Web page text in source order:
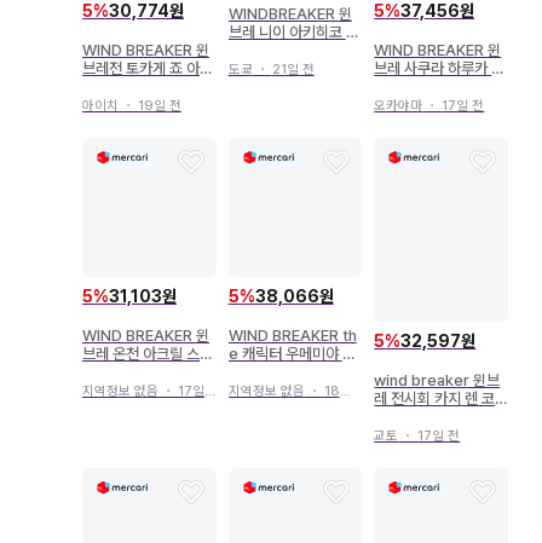
5%30,774원
WIND BREAKER 윈
브레전 토카게 죠 아크
아이치 ・ 19일 전
WINDBREAKER 윈
브레 니이 아키히코 세
도쿄 ・ 21일 전
5%37,456원
WIND BREAKER 윈
브레 사쿠라 하루카 산
서
오카야마 ・ 17일 전
5%31,103원
WIND BREAKER 윈
브레 온천 아크릴 스탠
KURA
지역정보 없음 ・ 17일 전
5%38,066원
WIND BREAKER th
e 캐릭터 우메미야 윈
지역정보 없음 ・ 18일 전
5%32,597원
wind breaker 윈브
레 전시회 카지 렌 코
교토 ・ 17일 전